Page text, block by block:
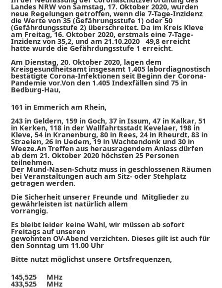
Landes NRW von Samstag, 17. Oktober 2020, wurden
neue Regelungen getroffen, wenn die 7-Tage-Inzidenz
die Werte von 35 (Gefährungsstufe 1) oder 50
(Gefährdungsstufe 2) überschreitet. Da im Kreis Kleve
am Freitag, 16. Oktober 2020, erstmals eine 7-Tage-
Inzidenz von 35,2, und am 21.10.2020 49,8 erreicht
hatte wurde die Gefährdungsstufe 1 erreicht.
Am Dienstag, 20. Oktober 2020, lagen dem
Kreisgesundheitsamt insgesamt 1.405 labordiagnostisch
bestätigte Corona-Infektionen seit Beginn der Corona-
Pandemie vor.Von den 1.405 Indexfällen sind 75 in
Bedburg-Hau,
161 in Emmerich am Rhein,
243 in Geldern, 159 in Goch, 37 in Issum, 47 in Kalkar, 51
in Kerken, 118 in der Wallfahrtsstadt Kevelaer, 198 in
Kleve, 54 in Kranenburg, 80 in Rees, 24 in Rheurdt, 83 in
Straelen, 26 in Uedem, 19 in Wachtendonk und 30 in
Weeze.An Treffen aus herausragendem Anlass dürfen
ab dem 21. Oktober 2020 höchsten 25 Personen
teilnehmen.
Der Mund-Nasen-Schutz muss in geschlossenen Räumen
bei Veranstaltungen auch am Sitz- oder Stehplatz
getragen werden.
Die Sicherheit unserer Freunde und Mitglieder zu
gewährleisten ist natürlich allem
vorrangig.
Es bleibt leider keine Wahl, wir müssen ab sofort
Freitags auf unseren
gewohnten OV-Abend verzichten. Dieses gilt ist auch für
den Sonntag um 11.00 Uhr
Bitte nutzt möglichst unsere Ortsfrequenzen,
145,525 MHz
433,525 MHz